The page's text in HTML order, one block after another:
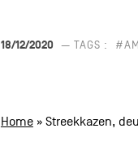
18/12/2020 — TAGS :
Home» Streekkazen,